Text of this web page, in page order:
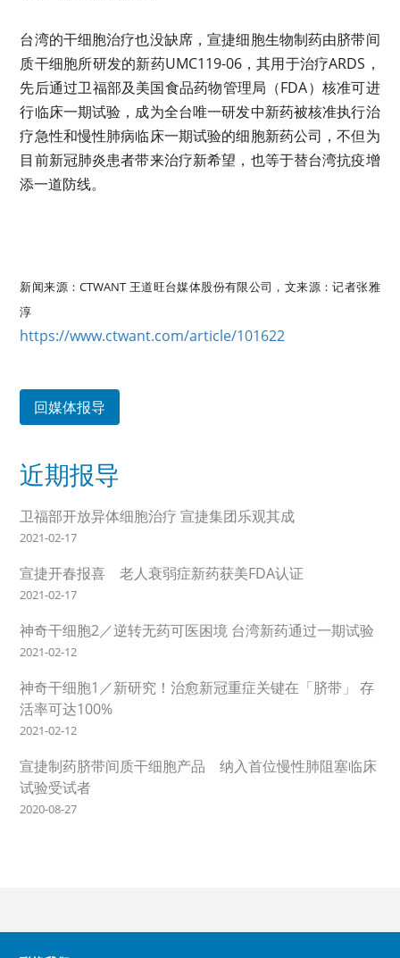
台湾的干细胞治疗也没缺席，宣捷细胞生物制药由脐带间
质干细胞所研发的新药UMC119-06，其用于治疗ARDS，
先后通过卫福部及美国食品药物管理局（FDA）核准可进
行临床一期试验，成为全台唯一研发中新药被核准执行治
疗急性和慢性肺病临床一期试验的细胞新药公司，不但为
目前新冠肺炎患者带来治疗新希望，也等于替台湾抗疫增
添一道防线。
新闻来源：CTWANT 王道旺台媒体股份有限公司，文来源：记者张雅
淳
https://www.ctwant.com/article/101622
回媒体报导
近期报导
卫福部开放异体细胞治疗 宣捷集团乐观其成
2021-02-17
宣捷开春报喜 老人衰弱症新药获美FDA认证
2021-02-17
神奇干细胞2／逆转无药可医困境 台湾新药通过一期试验
2021-02-12
神奇干细胞1／新研究！治愈新冠重症关键在「脐带」 存
活率可达100%
2021-02-12
宣捷制药脐带间质干细胞产品 纳入首位慢性肺阻塞临床
试验受试者
2020-08-27